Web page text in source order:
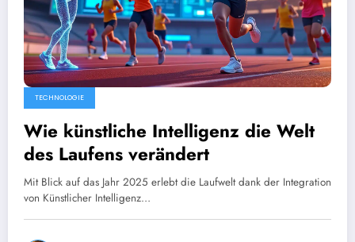
TECHNOLOGIE
Wie künstliche Intelligenz die Welt
des Laufens verändert
Mit Blick auf das Jahr 2025 erlebt die Laufwelt dank der Integration
von Künstlicher Intelligenz…